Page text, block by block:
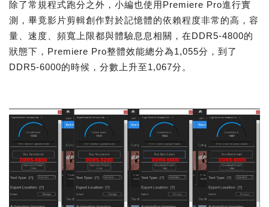
除了常規程式跑分之外，小編也使用Premiere Pro進行實
測，畢竟影片剪輯創作對於記憶體的依賴程度非常的高，容
量、速度、頻寬上限都與體驗息息相關，在DDR5-4800的
狀態下，Premiere Pro整體效能總分為1,055分，到了
DDR5-6000的時候，分數上升至1,067分。